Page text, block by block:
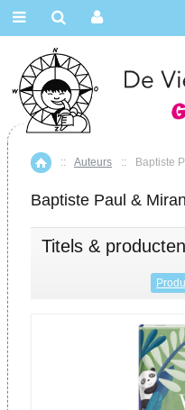
Home
:: Auteurs :: Baptiste
Baptiste Paul &
Titels & producten